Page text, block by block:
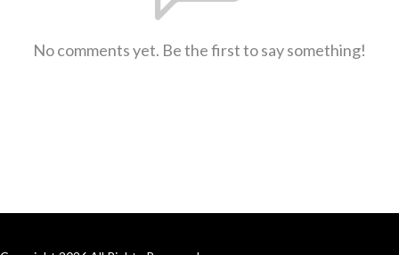
No comments yet. Be the first to say something!